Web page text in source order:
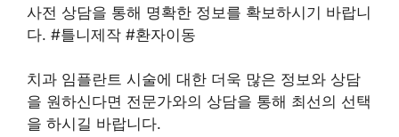
사전 상담을 통해 명확한 정보를 확보하시기 바랍니
다. #틀니제작 #환자이동
치과 임플란트 시술에 대한 더욱 많은 정보와 상담
을 원하신다면 전문가와의 상담을 통해 최선의 선택
을 하시길 바랍니다.